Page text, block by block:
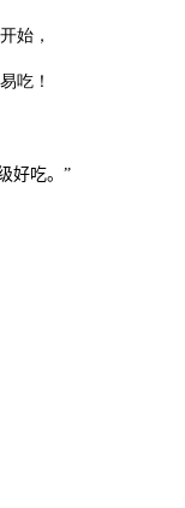
始，
吃！
好吃。 ”